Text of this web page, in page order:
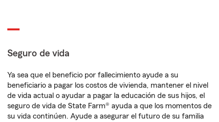
Seguro de vida
Ya sea que el beneficio por fallecimiento ayude a su
beneficiario a pagar los costos de vivienda, mantener el nivel
de vida actual o ayudar a pagar la educación de sus hijos, el
seguro de vida de State Farm® ayuda a que los momentos de
su vida continúen. Ayude a asegurar el futuro de su familia